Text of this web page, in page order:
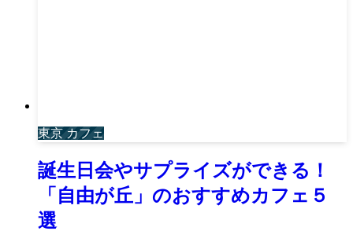
東京 カフェ
誕生日会やサプライズができる！
「自由が丘」のおすすめカフェ５
選